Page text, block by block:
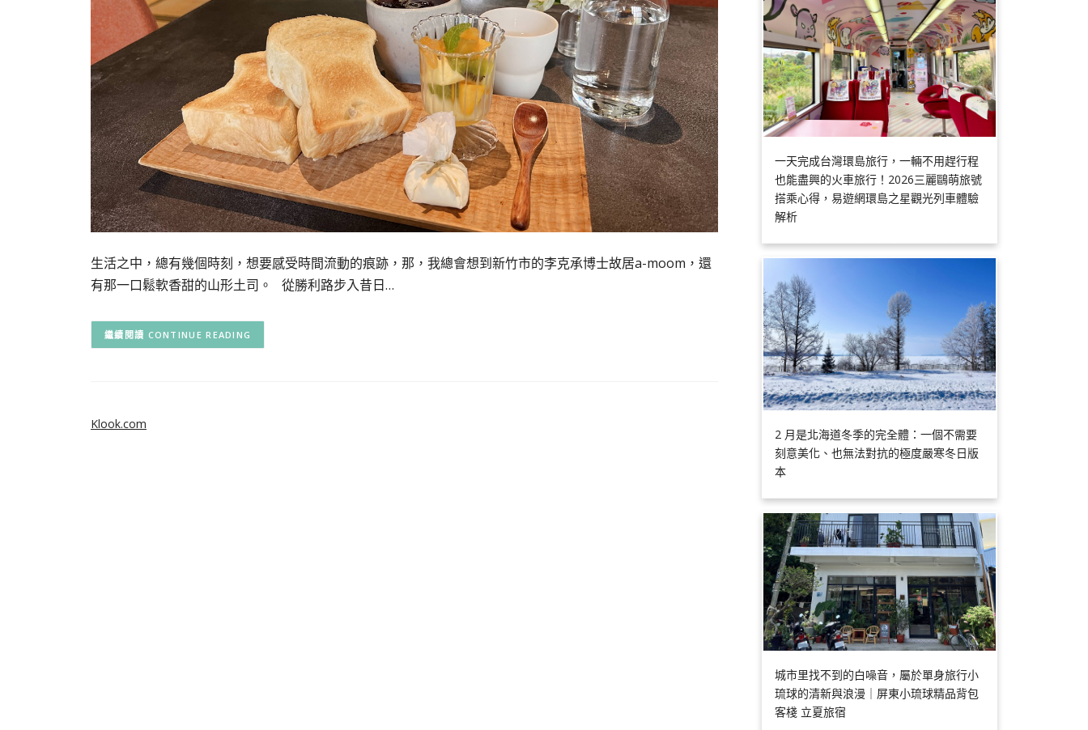
生活之中，總有幾個時刻，想要感受時間流動的痕跡，那，我總會想到新竹市的李克承博士故居a-moom，還
有那一口鬆軟香甜的山形土司。 從勝利路步入昔日…
CONTINUE READING
一天完成台灣環島旅行，一輛不用趕行程
也能盡興的火車旅行！2026三麗鷗萌旅號
搭乘心得，易遊網環島之星觀光列車體驗
解析
2 月是北海道冬季的完全體：一個不需要
刻意美化、也無法對抗的極度嚴寒冬日版
本
城市里找不到的白噪音，屬於單身旅行小
琉球的清新與浪漫｜屏東小琉球精品背包
客棧 立夏旅宿
Klook.com